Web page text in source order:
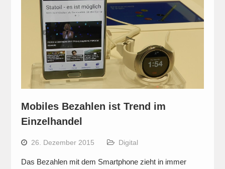
Mobiles Bezahlen ist Trend im
Einzelhandel
26. Dezember 2015 Digital
Das Bezahlen mit dem Smartphone zieht in immer